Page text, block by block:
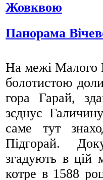
Жовквою
Панорама
На межі Малого
болотистою
гора Гарай,
зєднує
саме тут
Підгорай.
згадують в цій
котре в 1588